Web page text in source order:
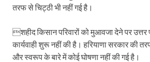
तरफ से चिट्ठी भी नहीं गई है।
शहीद किसान परिवारों को मुआवजा देने पर
कार्यवाही शुरू नहीं की है। हरियाणा सरकार की
और स्वरूप के बारे में कोई घोषणा नहीं की गई है।